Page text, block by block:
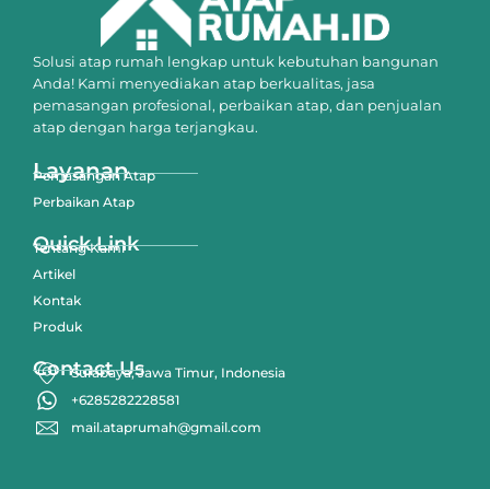
Solusi atap rumah lengkap untuk kebutuhan bangunan
Anda! Kami menyediakan atap berkualitas, jasa
pemasangan profesional, perbaikan atap, dan penjualan
atap dengan harga terjangkau.
Layanan
Pemasangan Atap
Perbaikan Atap
Quick Link
Tentang Kami
Artikel
Kontak
Produk
Contact Us
Surabaya, Jawa Timur, Indonesia
+6285282228581
mail.ataprumah@gmail.com